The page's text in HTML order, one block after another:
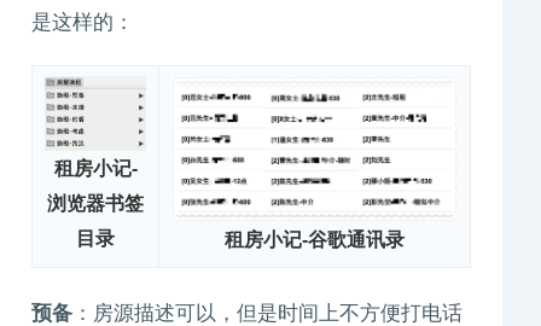
是这样的：
租房小记-
浏览器书签
目录
租房小记-谷歌通讯录
预备 ：房源描述可以，但是时间上不方便打电话